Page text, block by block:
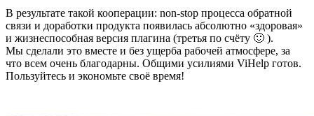
В результате такой кооперации: non-stop процесса обратной
связи и доработки продукта появилась абсолютно «здоровая»
и жизнеспособная версия плагина (третья по счёту 🙂 ).
Мы сделали это вместе и без ущерба рабочей атмосфере, за
что всем очень благодарны. Общими усилиями ViHelp готов.
Пользуйтесь и экономьте своё время!